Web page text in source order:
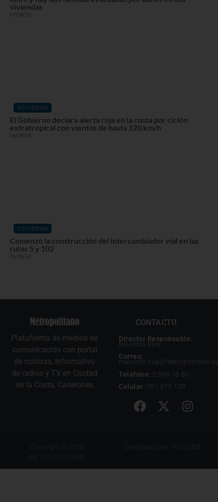
viviendas
07/08/26
SOCIEDAD
El Gobierno declara alerta roja en la costa por ciclón
extratropical con vientos de hasta 120 km/h
06/08/26
SOCIEDAD
Comenzó la construcción del intercambiador vial en las
rutas 5 y 102
05/08/26
Plataforma de medios de
comunicación con portal
de noticias, Informativo
de radios y TV en Ciudad
de la Costa, Canelones
CONTACTO
Director Responsable:
Mauricio Riva
Correo:
mauricio.riva@metropolitano.uy
Teléfono: 2 698 78 66
Celular: 091 673 129